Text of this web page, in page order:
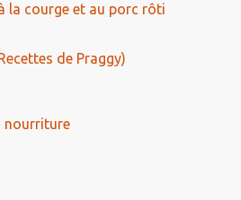
la courge et au porc rôti
de Praggy)
nourriture